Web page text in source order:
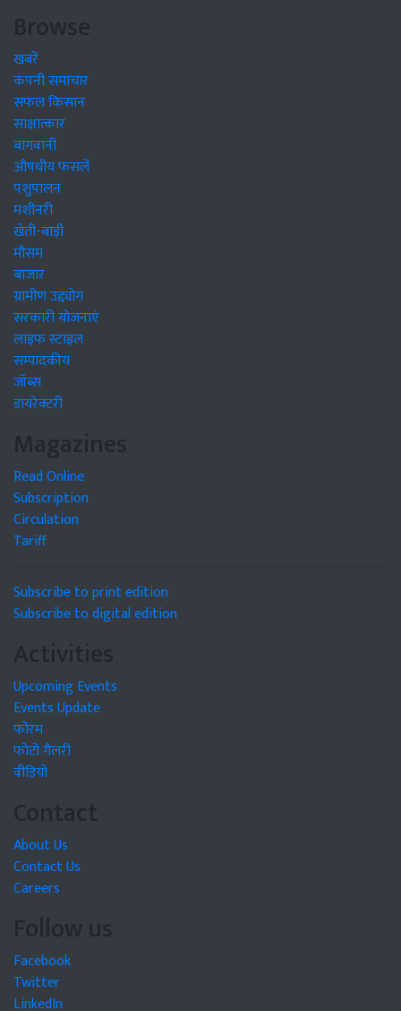
Browse
खबरें
कंपनी समाचार
सफल किसान
साक्षात्कार
बागवानी
औषधीय फसलें
पशुपालन
मशीनरी
खेती-बाड़ी
मौसम
बाजार
ग्रामीण उद्द्योग
सरकारी योजनाएं
लाइफ स्टाइल
सम्पादकीय
जॉब्स
डायरेक्टरी
Magazines
Read Online
Subscription
Circulation
Tariff
Subscribe to print edition
Subscribe to digital edition
Activities
Upcoming Events
Events Update
फोरम
फोटो गैलरी
वीडियो
Contact
About Us
Contact Us
Careers
Follow us
Facebook
Twitter
LinkedIn